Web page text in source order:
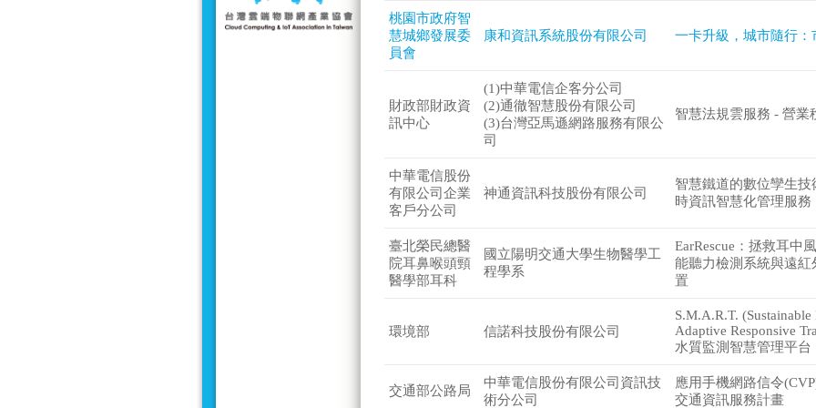
桃園市政府智
慧城鄉發展委
員會
康和資訊系統股份有限公司 一卡升級，城市隨行：
財政部財政資
訊中心
(1)中華電信企客分公司
(2)通徹智慧股份有限公司
(3)台灣亞馬遜網路服務有限公
司
智慧法規雲服務 - 營業
中華電信股份
有限公司企業
客戶分公司
神通資訊科技股份有限公司
智慧鐵道的數位孿生技
時資訊智慧化管理服務
臺北榮民總醫
院耳鼻喉頭頸
醫學部耳科
國立陽明交通大學生物醫學工
程學系
EarRescue：拯救耳中
能聽力檢測系統與遠紅
置
環境部 信諾科技股份有限公司
S.M.A.R.T.
Adaptive Responsive
水質監測智慧管理平台
交通部公路局
中華電信股份有限公司資訊技
術分公司
應用手機網路信令
交通資訊服務計畫